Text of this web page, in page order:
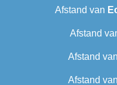
Afstand van
Afstand
Afstand van
Afstand van